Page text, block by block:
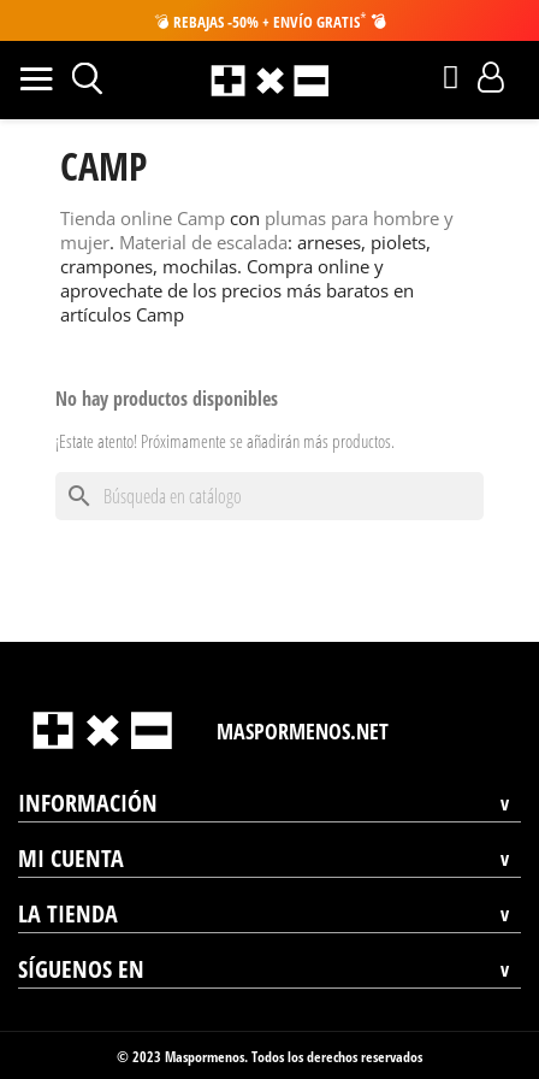
💣 REBAJAS -50% + ENVÍO GRATIS* 💣
CAMP
Tienda online Camp con plumas para hombre y
mujer. Material de escalada: arneses, piolets,
crampones, mochilas. Compra online y
aprovechate de los precios más baratos en
artículos Camp
No hay productos disponibles
¡Estate atento! Próximamente se añadirán más productos.
search
MASPORMENOS.NET
INFORMACIÓN
MI CUENTA
LA TIENDA
SÍGUENOS EN
© 2023 Maspormenos. Todos los derechos reservados